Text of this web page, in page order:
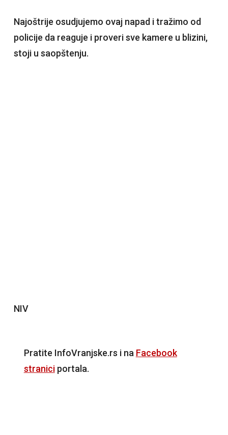
Najoštrije osudjujemo ovaj napad i tražimo od
policije da reaguje i proveri sve kamere u blizini,
stoji u saopštenju.
NIV
Pratite InfoVranjske.rs i na Facebook
straniciportala.